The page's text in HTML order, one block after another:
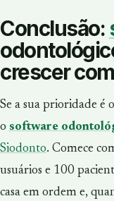
Conclusão:
crescer
Se a sua prioridade é
o software
Siodonto. Comece
usuários e 100
casa em ordem e,